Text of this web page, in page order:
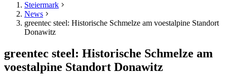
Steiermark
News
greentec steel: Historische Schmelze am voestalpine Standort
Donawitz
greentec steel: Historische Schmelze am
voestalpine Standort Donawitz